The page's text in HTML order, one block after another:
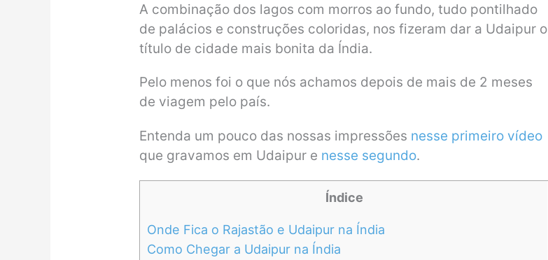
A combinação dos lagos com morros ao fundo, tudo pontilhado
de palácios e construções coloridas, nos fizeram dar a Udaipur o
título de cidade mais bonita da Índia.
Pelo menos foi o que nós achamos depois de mais de 2 meses
de viagem pelo país.
Entenda um pouco das nossas impressões nesse primeiro vídeo
que gravamos em Udaipur e nesse segundo.
Índice
Onde Fica o Rajastão e Udaipur na Índia
Como Chegar a Udaipur na Índia